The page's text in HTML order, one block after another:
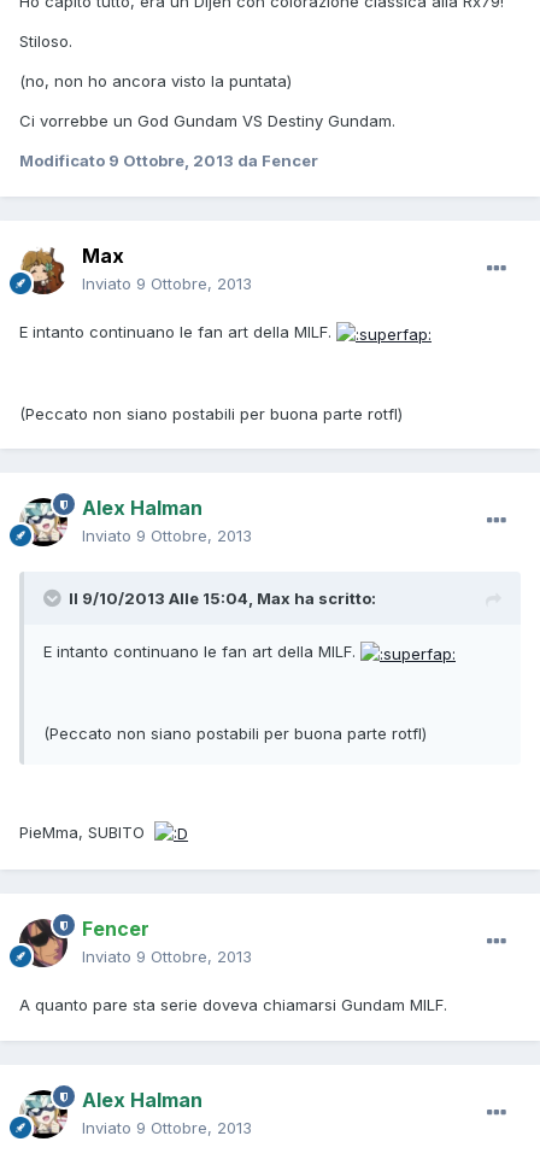
Stiloso.
(no, non ho ancora visto la puntata)
Ci vorrebbe un God Gundam VS Destiny Gundam.
Modificato 9 Ottobre, 2013 da Fencer
Max
Inviato 9 Ottobre, 2013
E intanto continuano le fan art della MILF.
(Peccato non siano postabili per buona parte rotfl)
Alex Halman
Inviato 9 Ottobre, 2013
Il 9/10/2013 Alle 15:04, Max ha scritto:
E intanto continuano le fan art della MILF.
(Peccato non siano postabili per buona parte rotfl)
PieMma, SUBITO
Fencer
Inviato 9 Ottobre, 2013
A quanto pare sta serie doveva chiamarsi Gundam MILF.
Alex Halman
Inviato 9 Ottobre, 2013